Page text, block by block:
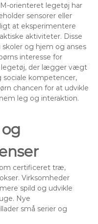
orienteret legetøj har
sensorer eller
at eksperimentere
aktiviteter. Disse
og hjem og anses
interesse for
legetøj, der lægger vægt
sociale kompetencer,
chancen for at udvikle
leg og interaktion.
certificeret træ,
Virksomheder
spild og udvikle
Nye
små serier og